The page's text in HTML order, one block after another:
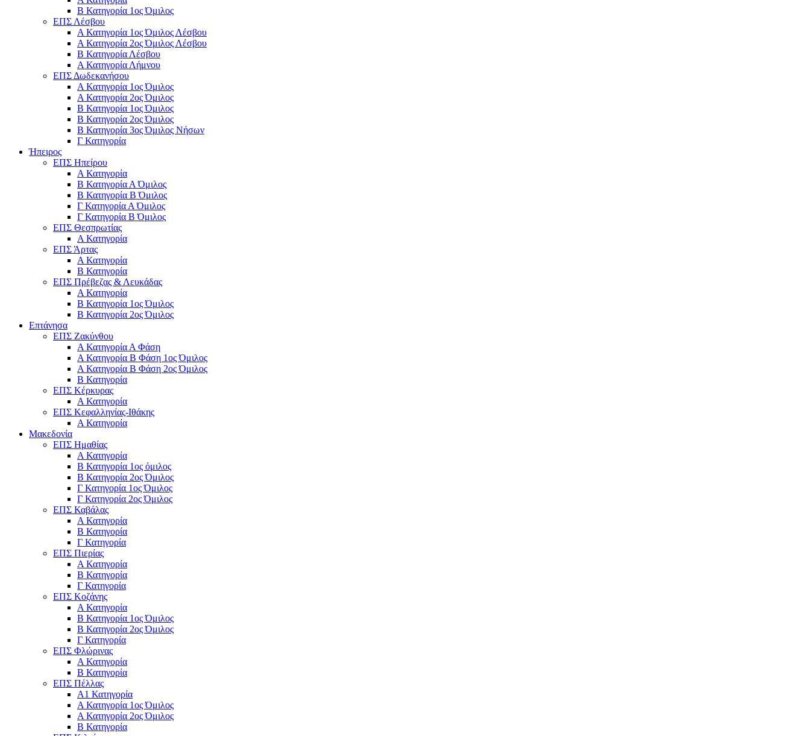
Β Κατηγορία 1ος Όμιλος
ΕΠΣ Λέσβου
Α Κατηγορία 1ος Όμιλος Λέσβου
Α Κατηγορία 2ος Όμιλος Λέσβου
B Κατηγορία Λέσβου
Α Κατηγορία Λήμνου
ΕΠΣ Δωδεκανήσου
Α Κατηγορία 1ος Όμιλος
Α Κατηγορία 2ος Όμιλος
Β Κατηγορία 1ος Όμιλος
Β Κατηγορία 2ος Όμιλος
Β Κατηγορία 3ος Όμιλος Νήσων
Γ Κατηγορία
Ήπειρος
ΕΠΣ Ηπείρου
Α Κατηγορία
Β Κατηγορία Α Όμιλος
Β Κατηγορία Β Όμιλος
Γ Κατηγορία Α Όμιλος
Γ Κατηγορία Β Όμιλος
ΕΠΣ Θεσπρωτίας
Α Κατηγορία
ΕΠΣ Άρτας
Α Κατηγορία
Β Κατηγορία
ΕΠΣ Πρέβεζας & Λευκάδας
Α Κατηγορία
Β Κατηγορία 1ος Όμιλος
Β Κατηγορία 2ος Όμιλος
Επτάνησα
ΕΠΣ Ζακύνθου
Α Κατηγορία Α Φάση
Α Κατηγορία Β Φάση 1ος Όμιλος
Α Κατηγορία Β Φάση 2ος Όμιλος
Β Κατηγορία
ΕΠΣ Κέρκυρας
A Κατηγορία
ΕΠΣ Κεφαλληνίας-Ιθάκης
Α Κατηγορία
Μακεδονία
ΕΠΣ Ημαθίας
Α Κατηγορία
Β Κατηγορία 1ος όμιλος
Β Κατηγορία 2ος Όμιλος
Γ Κατηγορία 1ος Όμιλος
Γ Κατηγορία 2ος Όμιλος
ΕΠΣ Καβάλας
Α Κατηγορία
Β Κατηγορία
Γ Κατηγορία
ΕΠΣ Πιερίας
Α Κατηγορία
Β Κατηγορία
Γ Κατηγορία
ΕΠΣ Κοζάνης
Α Κατηγορία
Β Κατηγορία 1ος Όμιλος
Β Κατηγορία 2ος Όμιλος
Γ Κατηγορία
ΕΠΣ Φλώρινας
Α Κατηγορία
Β Κατηγορία
ΕΠΣ Πέλλας
Α1 Κατηγορία
Α Κατηγορία 1ος Όμιλος
Α Κατηγορία 2ος Όμιλος
Β Κατηγορία